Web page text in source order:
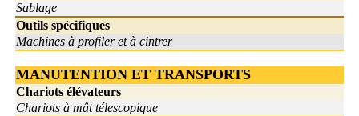
Sablage
Outils spécifiques
Machines à profiler et à cintrer
MANUTENTION ET TRANSPORTS
Chariots élévateurs
Chariots à mât télescopique